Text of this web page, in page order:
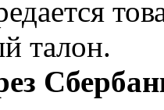
талон.